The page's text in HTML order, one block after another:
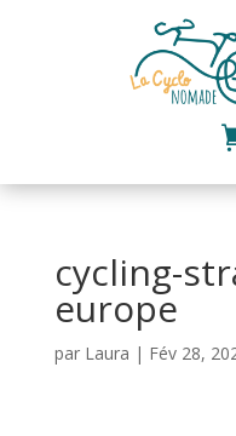
cycling-
europe
par Laura | Fév 28,